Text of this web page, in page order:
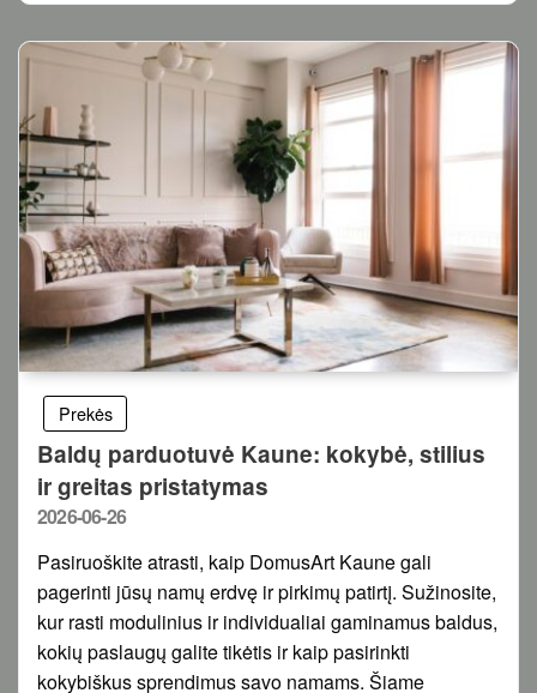
Prekės
Baldų parduotuvė Kaune: kokybė, stilius
ir greitas pristatymas
Posted
2026-06-26
Pasiruoškite atrasti, kaip DomusArt Kaune gali
pagerinti jūsų namų erdvę ir pirkimų patirtį. Sužinosite,
kur rasti modulinius ir individualiai gaminamus baldus,
kokių paslaugų galite tikėtis ir kaip pasirinkti
kokybiškus sprendimus savo namams. Šiame